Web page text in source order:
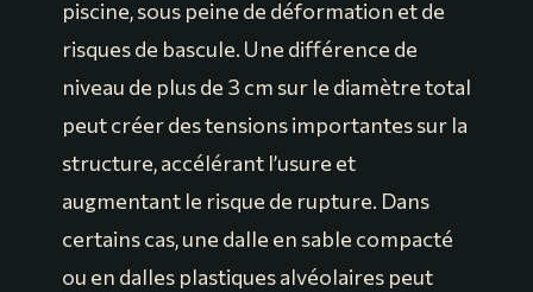
piscine, sous peine de déformation et de
risques de bascule. Une différence de
niveau de plus de 3 cm sur le diamètre total
peut créer des tensions importantes sur la
structure, accélérant l’usure et
augmentant le risque de rupture. Dans
certains cas, une dalle en sable compacté
ou en dalles plastiques alvéolaires peut